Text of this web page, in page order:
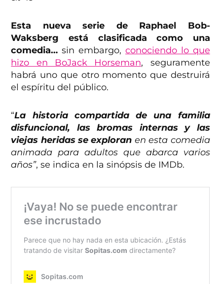
Esta nueva serie de Raphael Bob-
Waksberg está clasificada como una
comedia…sin embargo, conociendo lo que
hizo en BoJack Horseman, seguramente
habrá uno que otro momento que destruirá
el espíritu del público.
“La historia compartida de una familia
disfuncional, las bromas internas y las
viejas heridas se exploran en esta comedia
animada para adultos que abarca varios
años”, se indica en la sinópsis de IMDb.